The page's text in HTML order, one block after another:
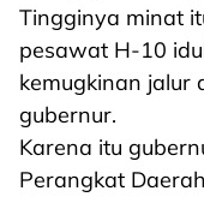
Tingginya minat
pesawat H-10
kemugkinan jalur
gubernur.
Karena itu
Perangkat